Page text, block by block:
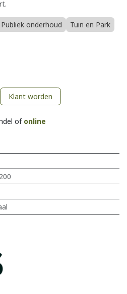
Publiek onderhoud Tuin en Park
Klant worden
of online